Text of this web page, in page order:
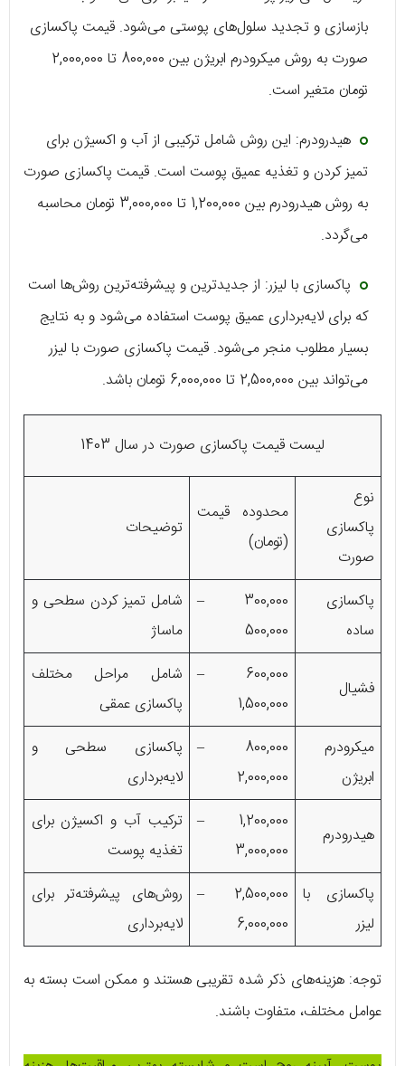
بازسازی و تجدید سلول‌های پوستی می‌شود. قیمت پاکسازی
صورت به روش میکرودرم ابریژن بین 800,000 تا 2,000,000
تومان متغیر است.
هیدرودرم: این روش شامل ترکیبی از آب و اکسیژن برای
تمیز کردن و تغذیه عمیق پوست است. قیمت پاکسازی صورت
به روش هیدرودرم بین 1,200,000 تا 3,000,000 تومان محاسبه
می‌گردد.
پاکسازی با لیزر: از جدیدترین و پیشرفته‌ترین روش‌ها است
که برای لایه‌برداری عمیق پوست استفاده می‌شود و به نتایج
بسیار مطلوب منجر می‌شود. قیمت پاکسازی صورت با لیزر
می‌تواند بین 2,500,000 تا 6,000,000 تومان باشد.
لیست قیمت پاکسازی صورت در سال 1403
نوع
پاکسازی
صورت
محدوده قیمت
(تومان)
توضیحات
پاکسازی
ساده
300,000 –
500,000
شامل تمیز کردن سطحی و
ماساژ
فشیال
600,000 –
1,500,000
شامل مراحل مختلف
پاکسازی عمقی
میکرودرم
ابریژن
800,000 –
2,000,000
پاکسازی سطحی و
لایه‌برداری
هیدرودرم
1,200,000 –
3,000,000
ترکیب آب و اکسیژن برای
تغذیه پوست
پاکسازی با
لیزر
2,500,000 –
6,000,000
روش‌های پیشرفته‌تر برای
لایه‌برداری
توجه: هزینه‌های ذکر شده تقریبی هستند و ممکن است بسته به
عوامل مختلف، متفاوت باشند.